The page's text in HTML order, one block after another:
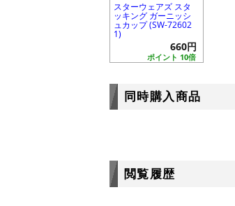
スターウェアズ スタ
ッキング ガーニッシ
ュカップ (SW-72602
1)
ポイント 10倍
660円
同時購入商品
閲覧履歴